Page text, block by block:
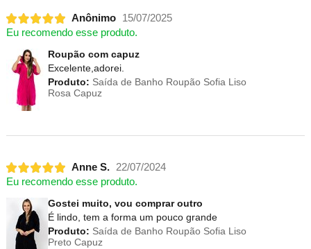
Anônimo
15/07/2025
Eu recomendo esse produto.
Roupão com capuz
Excelente,adorei.
Produto: Saída de Banho Roupão Sofia Liso
Rosa Capuz
Anne S.
22/07/2024
Eu recomendo esse produto.
Gostei muito, vou comprar outro
É lindo, tem a forma um pouco grande
Produto: Saída de Banho Roupão Sofia Liso
Preto Capuz